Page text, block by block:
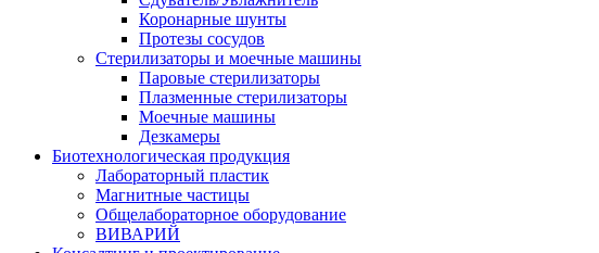
Коронарные шунты
Протезы сосудов
Стерилизаторы и моечные машины
Паровые стерилизаторы
Плазменные стерилизаторы
Моечные машины
Дезкамеры
Биотехнологическая продукция
Лабораторный пластик
Магнитные частицы
Общелабораторное оборудование
ВИВАРИЙ